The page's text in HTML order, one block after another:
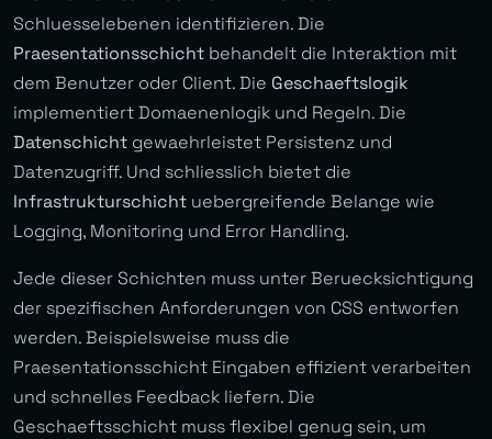
Schluesselebenen identifizieren. Die
Praesentationsschicht behandelt die Interaktion mit
dem Benutzer oder Client. Die Geschaeftslogik
implementiert Domaenenlogik und Regeln. Die
Datenschicht gewaehrleistet Persistenz und
Datenzugriff. Und schliesslich bietet die
Infrastrukturschicht uebergreifende Belange wie
Logging, Monitoring und Error Handling.
Jede dieser Schichten muss unter Beruecksichtigung
der spezifischen Anforderungen von CSS entworfen
werden. Beispielsweise muss die
Praesentationsschicht Eingaben effizient verarbeiten
und schnelles Feedback liefern. Die
Geschaeftsschicht muss flexibel genug sein, um